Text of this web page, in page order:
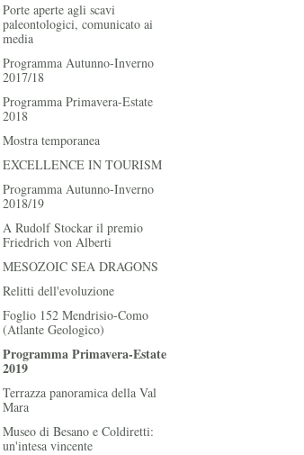
Porte aperte agli scavi
paleontologici, comunicato ai
media
Programma Autunno-Inverno
2017/18
Programma Primavera-Estate
2018
Mostra temporanea
EXCELLENCE IN TOURISM
Programma Autunno-Inverno
2018/19
A Rudolf Stockar il premio
Friedrich von Alberti
MESOZOIC SEA DRAGONS
Relitti dell'evoluzione
Foglio 152 Mendrisio-Como
(Atlante Geologico)
Programma Primavera-Estate
2019
Terrazza panoramica della Val
Mara
Museo di Besano e Coldiretti:
un'intesa vincente